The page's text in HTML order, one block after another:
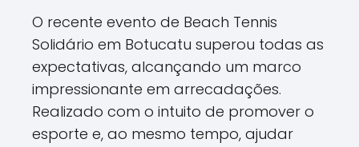
O recente evento de Beach Tennis
Solidário em Botucatu superou todas as
expectativas, alcançando um marco
impressionante em arrecadações.
Realizado com o intuito de promover o
esporte e, ao mesmo tempo, ajudar